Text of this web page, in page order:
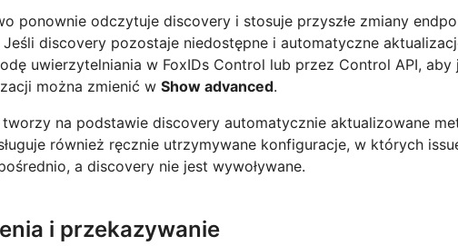
ponownie odczytuje discovery i stosuje przyszłe zmiany
discovery pozostaje niedostępne i automatyczne
uwierzytelniania w FoxIDs Control lub przez Control API, aby
można zmienić w Show advanced.
tworzy na podstawie discovery automatycznie aktualizowane
również ręcznie utrzymywane konfiguracje, w których
a discovery nie jest wywoływane.
i przekazywanie